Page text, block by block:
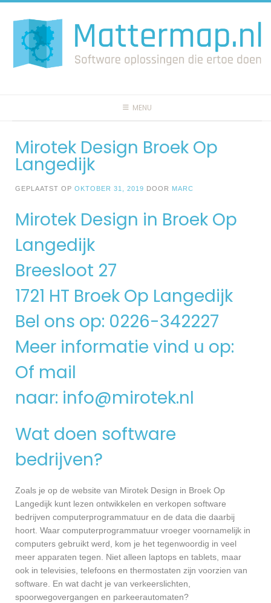
naar
inhoud
MENU
Mirotek Design Broek Op
Langedijk
GEPLAATST OP OKTOBER 31, 2019 DOOR MARC
Mirotek Design in Broek Op
Langedijk
Breesloot 27
1721 HT Broek Op Langedijk
Bel ons op: 0226-342227
Meer informatie vind u op:
Of mail
naar: info@mirotek.nl
Wat doen software
bedrijven?
Zoals je op de website van Mirotek Design in Broek Op
Langedijk kunt lezen ontwikkelen en verkopen software
bedrijven computerprogrammatuur en de data die daarbij
hoort. Waar computerprogrammatuur vroeger voornamelijk in
computers gebruikt werd, kom je het tegenwoordig in veel
meer apparaten tegen. Niet alleen laptops en tablets, maar
ook in televisies, telefoons en thermostaten zijn voorzien van
software. En wat dacht je van verkeerslichten,
spoorwegovergangen en parkeerautomaten?